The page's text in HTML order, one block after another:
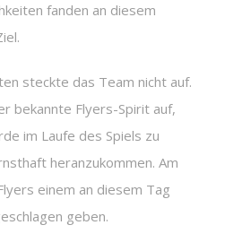
fanden an diesem
steckte das Team nicht auf.
bekannte Flyers-Spirit auf,
im Laufe des Spiels zu
heranzukommen. Am
einem an diesem Tag
geben.